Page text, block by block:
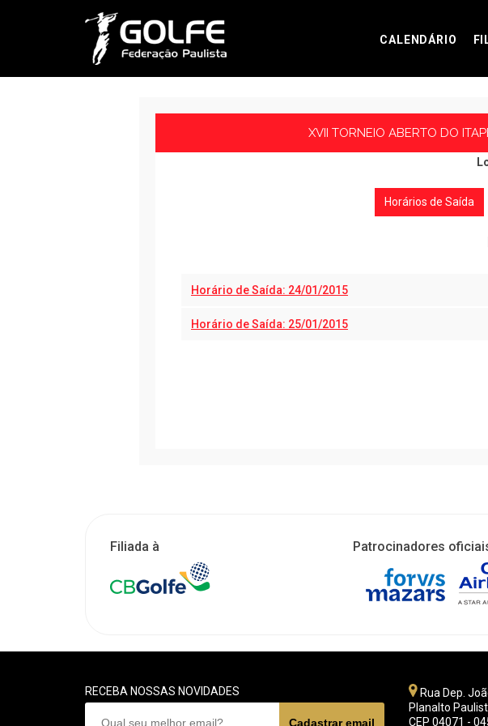
CALENDÁRIO
XVII TORNEIO ABERTO DO
Horários de Saída
Horário de Saída: 24/01/2015
Horário de Saída: 25/01/2015
Filiada à Patrocinadores
RECEBA NOSSAS NOVIDADES
Rua Dep.
Planalto
CEP 04071 -